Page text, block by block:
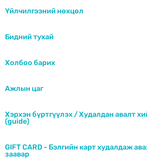
Үйлчилгээний нөхцөл
Бидний тухай
Холбоо барих
Ажлын цаг
Хэрхэн бүртгүүлэх / Худалдан авалт
(guide)
GIFT CARD - Бэлгийн карт худалдаж
заавар